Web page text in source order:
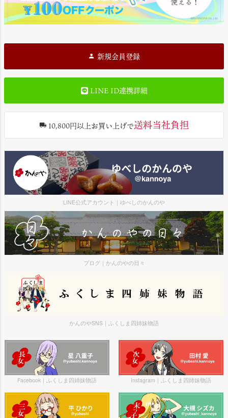
新規会員登録
LINE ID連携詳細
10,800円以上お買い上げで送料当社負担
LINE公式アカウント｜ゆべしのかんのや
ブログ｜かんのやの日々
かんのやSNS｜ふくしま四姉妹物語
Facebook｜ふくしま四姉妹物語 Instagram｜ふくしま四姉妹物語